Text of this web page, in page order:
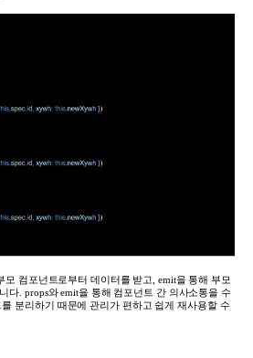
모 컴포넌트로부터 데이터를 받고, emit을 통해 부모
니다.props와 emit을 통해 컴포넌트 간 의사소통을 수
분리하기 때문에 관리가 편하고 쉽게 재사용할 수